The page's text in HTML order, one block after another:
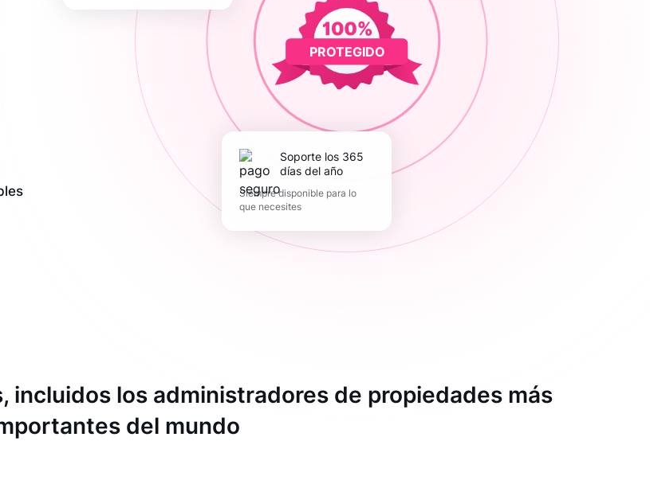
PROTEGIDO
Soporte los 365
días del año
Siempre disponible para lo
que necesites
incluidos los administradores de propiedades más
del mundo